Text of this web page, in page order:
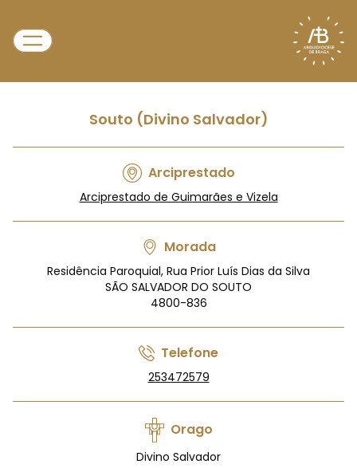
Souto (Divino Salvador)
Arciprestado
Arciprestado de Guimarães e Vizela
Morada
Residência Paroquial, Rua Prior Luís Dias da Silva
SÃO SALVADOR DO SOUTO
4800-836
Telefone
253472579
Orago
Divino Salvador